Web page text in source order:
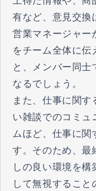
有など、意見交換
営業マネージャー
をチーム全体に
と、メンバー同士
なるでしょう。
また、仕事に関
い雑談でのコミュ
ムほど、仕事に関
す。そのため、最
しの良い環境を
して無視すること